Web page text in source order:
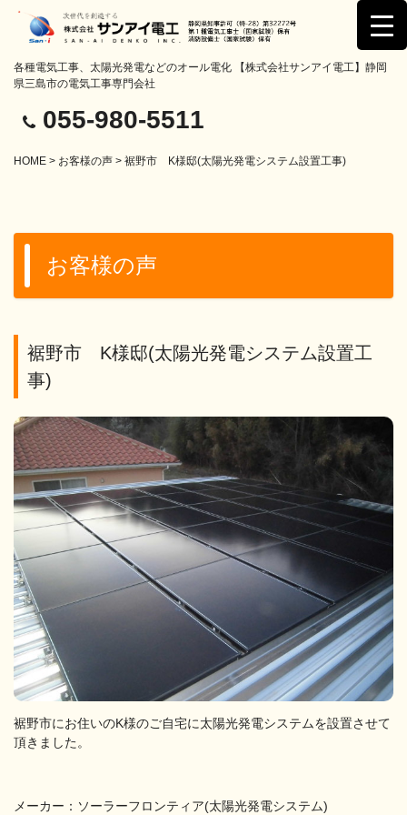
各種電気工事、太陽光発電などのオール電化 【株式会社サンアイ電工】静岡
県三島市の電気工事専門会社
055-980-5511
HOME > お客様の声 > 裾野市 K様邸(太陽光発電システム設置工事)
お客様の声
裾野市 K様邸(太陽光発電システム設置工
事)
裾野市にお住いのK様のご自宅に太陽光発電システムを設置させて
頂きました。
メーカー：ソーラーフロンティア(太陽光発電システム)